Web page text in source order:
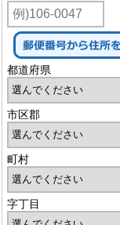
都道府県
市区郡
町村
字丁目